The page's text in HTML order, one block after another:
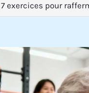
7 exercices pour